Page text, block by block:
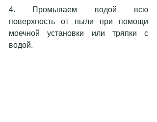
4. Промываем водой всю
поверхность от пыли при помощи
моечной установки или тряпки с
водой.